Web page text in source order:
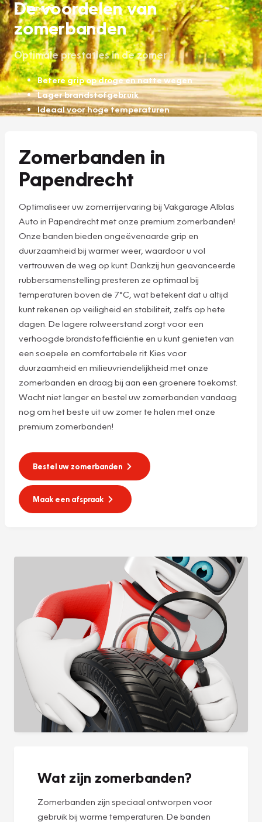
Banden
De voordelen van
zomerbanden
Optimale prestaties in de zomer
Betere grip op droge en natte wegen
Lager brandstofgebruik
Ideaal voor hoge temperaturen
Zomerbanden in
Papendrecht
Optimaliseer uw zomerrijervaring bij Vakgarage Alblas
Auto in Papendrecht met onze premium zomerbanden!
Onze banden bieden ongeëvenaarde grip en
duurzaamheid bij warmer weer, waardoor u vol
vertrouwen de weg op kunt. Dankzij hun geavanceerde
rubbersamenstelling presteren ze optimaal bij
temperaturen boven de 7°C, wat betekent dat u altijd
kunt rekenen op veiligheid en stabiliteit, zelfs op hete
dagen. De lagere rolweerstand zorgt voor een
verhoogde brandstofefficiëntie en u kunt genieten van
een soepele en comfortabele rit. Kies voor
duurzaamheid en milieuvriendelijkheid met onze
zomerbanden en draag bij aan een groenere toekomst.
Wacht niet langer en bestel uw zomerbanden vandaag
nog om het beste uit uw zomer te halen met onze
premium zomerbanden!
Bestel uw zomerbanden
Maak een afspraak
Wat zijn zomerbanden?
Zomerbanden zijn speciaal ontworpen voor
gebruik bij warme temperaturen. De banden